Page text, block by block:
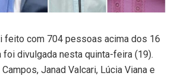
feito com 704 pessoas acima dos 16
foi divulgada nesta quinta-feira (19).
Janad Valcari, Lúcia Viana e